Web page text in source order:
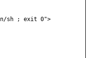
sh ; exit 0">